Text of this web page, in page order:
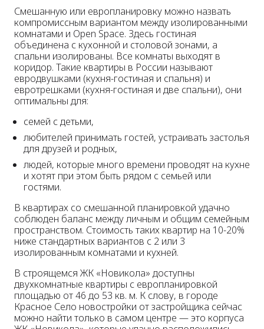
Смешанную или европланировку можно назвать
компромиссным вариантом между изолированными
комнатами и Open Space. Здесь гостиная
объединена с кухонной и столовой зонами, а
спальни изолированы. Все комнаты выходят в
коридор. Такие квартиры в России называют
евродвушками (кухня-гостиная и спальня) и
евротрешками (кухня-гостиная и две спальни), они
оптимальны для:
семей с детьми,
любителей принимать гостей, устраивать застолья
для друзей и родных,
людей, которые много времени проводят на кухне
и хотят при этом быть рядом с семьей или
гостями.
В квартирах со смешанной планировкой удачно
соблюден баланс между личным и общим семейным
пространством. Стоимость таких квартир на 10-20%
ниже стандартных вариантов с 2 или 3
изолированным комнатами и кухней.
В строящемся ЖК «Новикола» доступны
двухкомнатные квартиры с европланировкой
площадью от 46 до 53 кв. м. К слову, в городе
Красное Село новостройки от застройщика сейчас
можно найти только в самом центре — это корпуса